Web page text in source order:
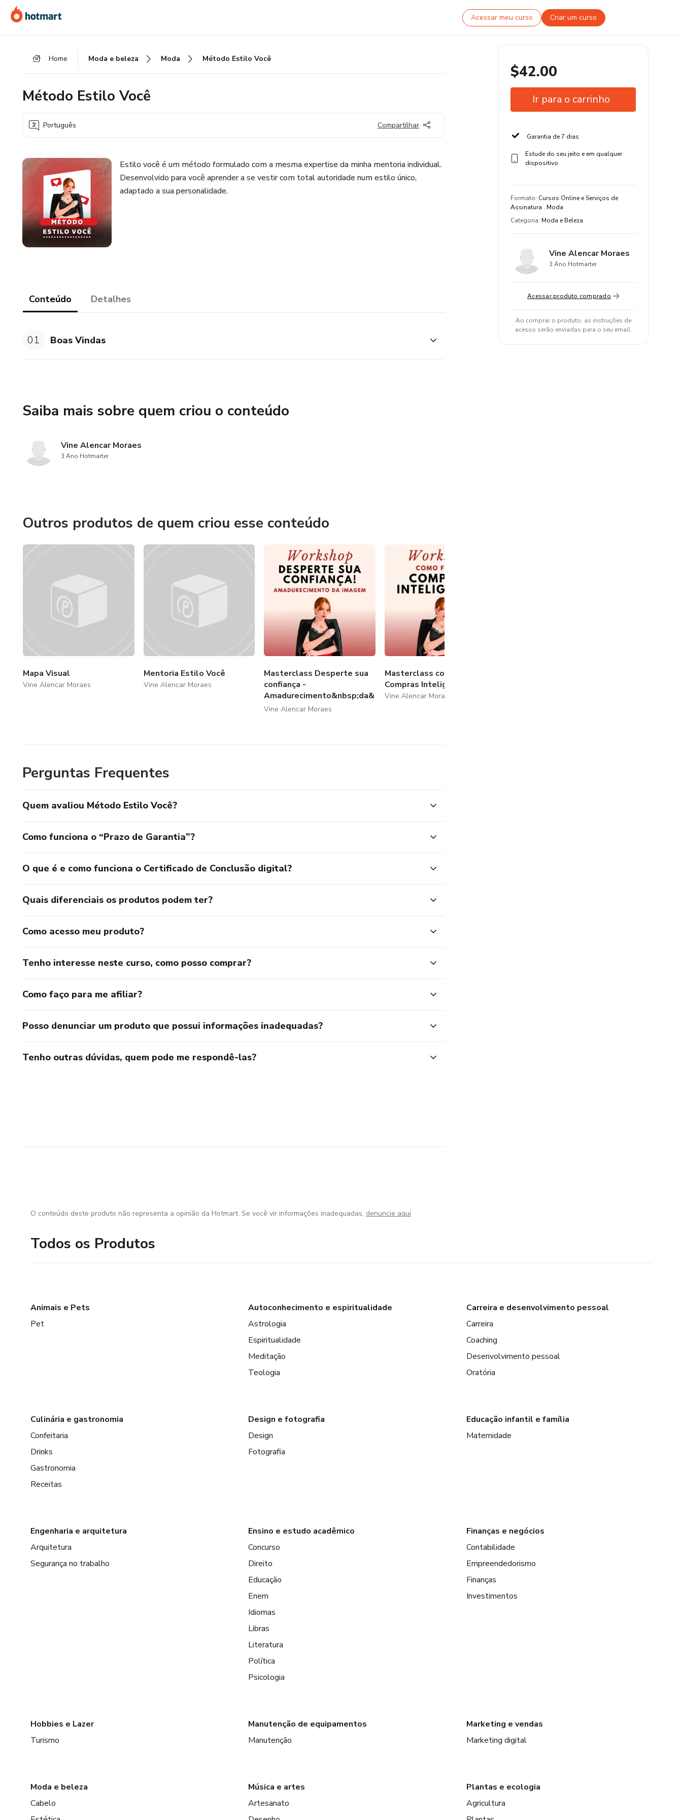
para
o
para
o
para
o
Acessar meu curso Criar um curso
Home Moda e beleza Moda Método Estilo Você
Método Estilo Você
Português Compartilhar
Estilo você é um método formulado com a mesma expertise da minha mentoria individual.
Desenvolvido para você aprender a se vestir com total autoridade num estilo único,
adaptado a sua personalidade.
Conteúdo Detalhes
01 Boas Vindas
Saiba mais sobre quem criou o conteúdo
Vine Alencar Moraes
3 Ano Hotmarter
Outros produtos de quem criou esse conteúdo
Mapa Visual
Vine Alencar Moraes
Mentoria Estilo Você
Vine Alencar Moraes
Masterclass Desperte sua
confiança -
Amadurecimento&nbsp;da&
...
Vine Alencar Moraes
Masterclass como Fazer
Compras Inteligentes
Vine Alencar Moraes
Perguntas Frequentes
Quem avaliou Método Estilo Você?
Como funciona o “Prazo de Garantia”?
O que é e como funciona o Certificado de Conclusão digital?
Quais diferenciais os produtos podem ter?
Como acesso meu produto?
Tenho interesse neste curso, como posso comprar?
Como faço para me afiliar?
Posso denunciar um produto que possui informações inadequadas?
Tenho outras dúvidas, quem pode me respondê-las?
$42.00
Ir para o carrinho
Garantia de 7 dias
Estude do seu jeito e em qualquer
dispositivo
Formato: Cursos Online e Serviços de
Assinatura . Moda
Categoria: Moda e Beleza
Vine Alencar Moraes
3 Ano Hotmarter
Acessar produto comprado
Ao comprar o produto, as instruções de
acesso serão enviadas para o seu email.
O conteúdo deste produto não representa a opinião da Hotmart. Se você vir informações inadequadas, denuncie aqui
Todos os Produtos
Animais e Pets
Pet
Autoconhecimento e espiritualidade
Astrologia
Espiritualidade
Meditação
Teologia
Carreira e desenvolvimento pessoal
Carreira
Coaching
Desenvolvimento pessoal
Oratória
Culinária e gastronomia
Confeitaria
Drinks
Gastronomia
Receitas
Design e fotografia
Design
Fotografia
Educação infantil e família
Maternidade
Engenharia e arquitetura
Arquitetura
Segurança no trabalho
Ensino e estudo acadêmico
Concurso
Direito
Educação
Enem
Idiomas
Libras
Literatura
Política
Psicologia
Finanças e negócios
Contabilidade
Empreendedorismo
Finanças
Investimentos
Hobbies e Lazer
Turismo
Manutenção de equipamentos
Manutenção
Marketing e vendas
Marketing digital
Moda e beleza
Cabelo
Música e artes
Artesanato
Plantas e ecologia
Agricultura